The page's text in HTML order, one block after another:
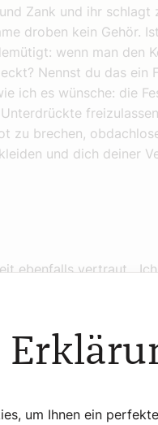
Zank und ihr schlagt
droben kein Gehör.
wenn man den
Nennst du das ein
ich es wünsche: die
zu brechen,
und dich deiner
ebenfalls vertraut.
Nun kehre mein
Psalm 109, Vers 24:
Die Betenden klagen
Verhöhnung.“
um Ihnen ein